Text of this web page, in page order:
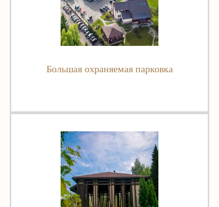
Большая охраняемая парковка